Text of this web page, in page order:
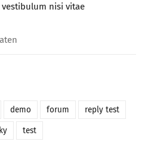
nisi vitae
demo forum reply test
test